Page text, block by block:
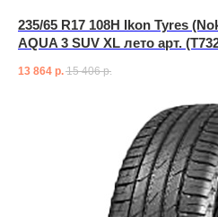
235/65 R17 108H Ikon Tyres
AQUA 3 SUV XL лето арт.
13 864 р. 15 406 р.